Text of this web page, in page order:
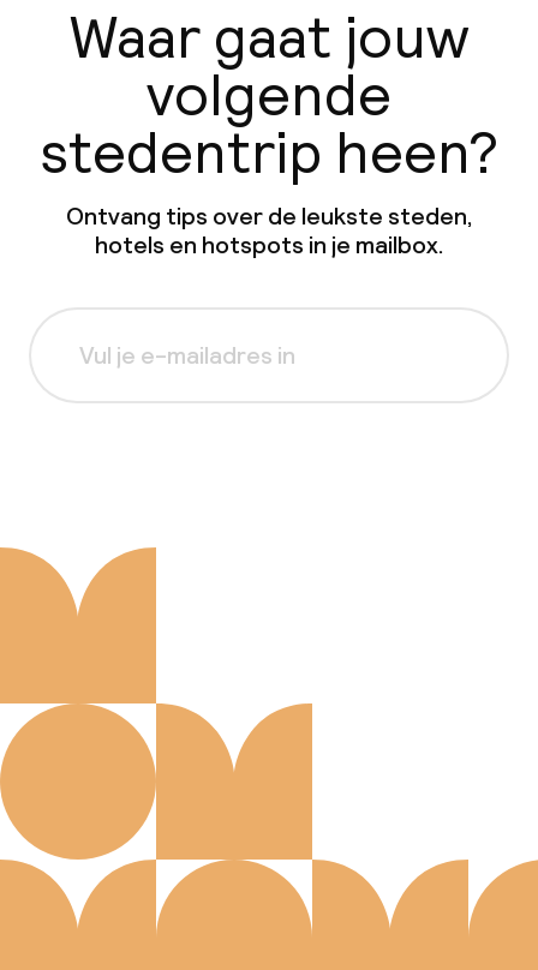
Waar gaat jouw
volgende
stedentrip heen?
Ontvang tips over de leukste steden,
hotels en hotspots in je mailbox.